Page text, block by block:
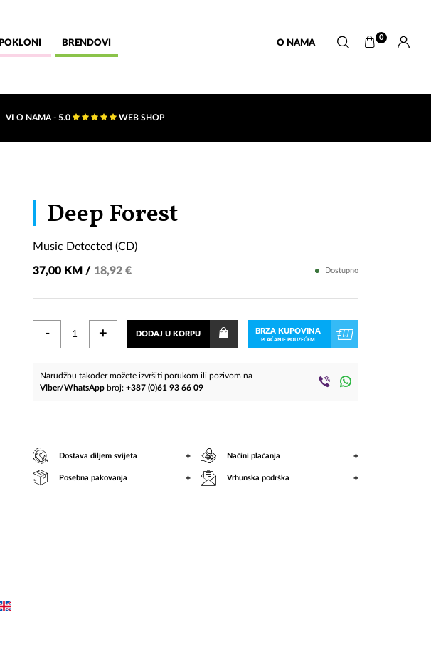
POKLONI BRENDOVI O NAMA
0
VI O NAMA - 5.0 WEB SHOP
Deep Forest
Music Detected (CD)
37,00 KM / 18,92 € Dostupno
- + DODAJ U KORPU BRZA KUPOVINA
PLAĆANJE POUZEĆEM
Narudžbu također možete izvršiti porukom ili pozivom na
Viber/WhatsApp broj:+387 (0)61 93 66 09
Dostava diljem svijeta + Načini plaćanja +
Posebna pakovanja + Vrhunska podrška +